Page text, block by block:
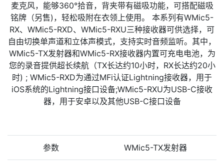
麦克风，能够360°拾音，背夹带有磁吸功能，可搭配磁吸
铭牌（另售)，轻松吸附在衣领上使用。 本系列有WMic5-
RX、WMic5-RXD、WMic5-RXU三种接收器可供选择，可
自由切换单声道和立体声模式，支持实时音频监听。其中，
WMic5-TX发射器和WMic5-RX接收器内置可充电电池，为
您的录音提供超长续航（TX长达约10小时，RX长达约20小
时) ; WMic5-RXD为通过MFi认证Lightning接收器，用于
iOS系统的Lightning接口设备;WMic5-RXU为USB-C接收
器，用于安卓以及其他USB-C接口设备
参数 WMic5-TX发射器